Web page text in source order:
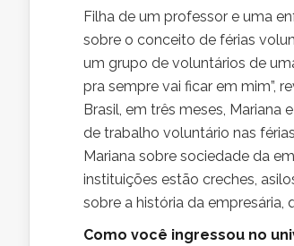
Filha de um professor e uma
sobre o conceito de férias
um grupo de voluntários de
pra sempre vai ficar em mim”,
Brasil, em três meses, Mariana
de trabalho voluntário nas
Mariana sobre sociedade da
instituições estão creches,
sobre a história da empresária,
Como você ingressou no